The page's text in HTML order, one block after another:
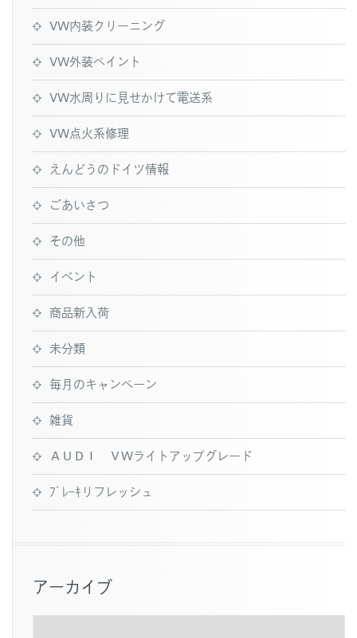
VW内装クリーニング
VW外装ペイント
VW水周りに見せかけて電送系
VW点火系修理
えんどうのドイツ情報
ごあいさつ
その他
イベント
商品新入荷
未分類
毎月のキャンペーン
雑貨
ＡＵＤＩ ＶＷライトアップグレード
ﾌﾞﾚｰｷリフレッシュ
アーカイブ